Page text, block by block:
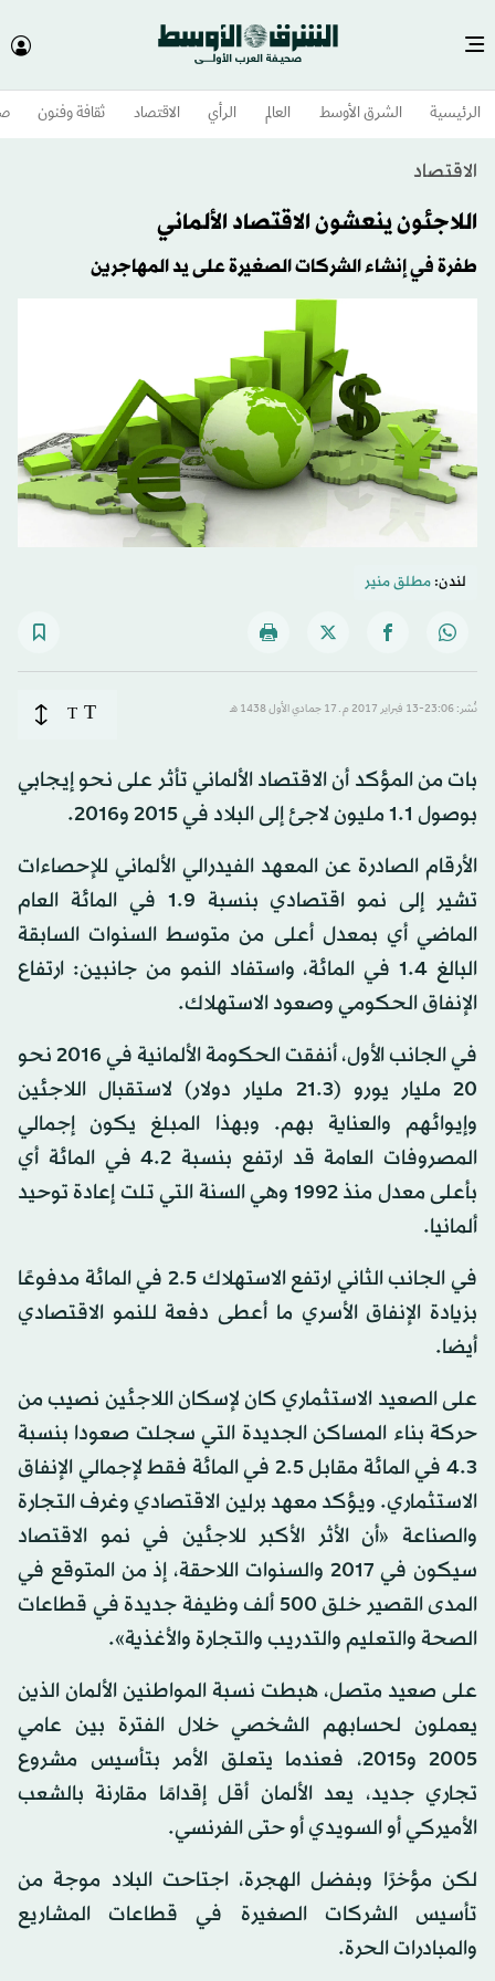
الرئيسية الشرق الأوسط​ العالم الرأي الاقتصاد ثقافة وفنون
الاقتصاد
اللاجئون ينعشون الاقتصاد الألماني
طفرة في إنشاء الشركات الصغيرة على يد المهاجرين
لندن:مطلق منير
نُشر: 23:06-13 فبراير 2017 م ـ 17 جمادي الأول 1438 هـ T
T
بات من المؤكد أن الاقتصاد الألماني تأثر على نحو إيجابي
بوصول 1.1 مليون لاجئ إلى البلاد في 2015 و2016.
الأرقام الصادرة عن المعهد الفيدرالي الألماني للإحصاءات
تشير إلى نمو اقتصادي بنسبة 1.9 في المائة العام
الماضي أي بمعدل أعلى من متوسط السنوات السابقة
البالغ 1.4 في المائة، واستفاد النمو من جانبين: ارتفاع
الإنفاق الحكومي وصعود الاستهلاك.
في الجانب الأول، أنفقت الحكومة الألمانية في 2016 نحو
20 مليار يورو (21.3 مليار دولار) لاستقبال اللاجئين
وإيوائهم والعناية بهم. وبهذا المبلغ يكون إجمالي
المصروفات العامة قد ارتفع بنسبة 4.2 في المائة أي
بأعلى معدل منذ 1992 وهي السنة التي تلت إعادة توحيد
ألمانيا.
في الجانب الثاني ارتفع الاستهلاك 2.5 في المائة مدفوعًا
بزيادة الإنفاق الأسري ما أعطى دفعة للنمو الاقتصادي
أيضا.
على الصعيد الاستثماري كان لإسكان اللاجئين نصيب من
حركة بناء المساكن الجديدة التي سجلت صعودا بنسبة
4.3 في المائة مقابل 2.5 في المائة فقط لإجمالي الإنفاق
الاستثماري. ويؤكد معهد برلين الاقتصادي وغرف التجارة
والصناعة «أن الأثر الأكبر للاجئين في نمو الاقتصاد
سيكون في 2017 والسنوات اللاحقة، إذ من المتوقع في
المدى القصير خلق 500 ألف وظيفة جديدة في قطاعات
الصحة والتعليم والتدريب والتجارة والأغذية».
على صعيد متصل، هبطت نسبة المواطنين الألمان الذين
يعملون لحسابهم الشخصي خلال الفترة بين عامي
2005 و2015، فعندما يتعلق الأمر بتأسيس مشروع
تجاري جديد، يعد الألمان أقل إقدامًا مقارنة بالشعب
الأميركي أو السويدي أو حتى الفرنسي.
لكن مؤخرًا وبفضل الهجرة، اجتاحت البلاد موجة من
تأسيس الشركات الصغيرة في قطاعات المشاريع
والمبادرات الحرة.